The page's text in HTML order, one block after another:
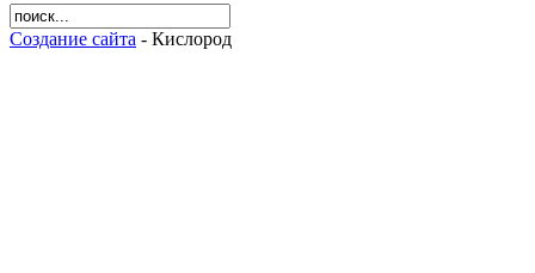
Создание сайта - Кислород